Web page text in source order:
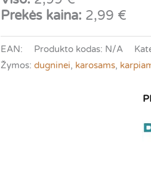
Specialist
|
Karpiams,
lynams,
Prekės kaina: 2,99 €
EAN: Produkto kodas: N/A
Žymos: dugninei, karosams,